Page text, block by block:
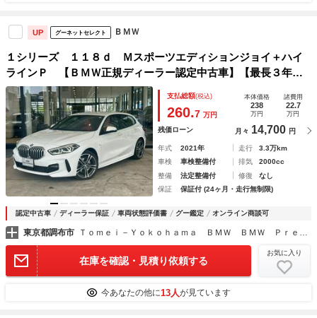
UP グーネットセレクト ＢＭＷ
１シリーズ １１８ｄ Ｍスポーツエディションジョイ＋ハイ
ラインＰ 【ＢＭＷ正規ディーラー認定中古車】【最長３年・
走行距離無制限保証付き】禁煙車／１８インチアルミ／ナビＰ
ＫＧ／コンフォートＰＫＧ／ハイラインＰＫＧ／ストレージＰ
ＫＧ／前後ドラレコ／赤レザースポーツシート
支払総額(税込)
260.7 万円
本体価格
238
万円
諸費用
22.7
万円
残価ローン 月々 14,700 円
年式 2021年 走行
3.3万km
車検
車検整備付 排気
2000cc
整備
法定整備付 修復
なし
保証
保証付 (24ヶ月・走行無制限)
認定中古車 ディーラー保証 車両状態評価書 グー鑑定 オンライン商談可
東京都調布市 Ｔｏｍｅｉ－Ｙｏｋｏｈａｍａ ＢＭＷ ＢＭＷ Ｐｒｅｍｉｕｍ Ｓｅｌｅｃｔｉｏｎ 調布
在庫を確認・見積り依頼する
お気に入り
今あなたの他に13人が見ています